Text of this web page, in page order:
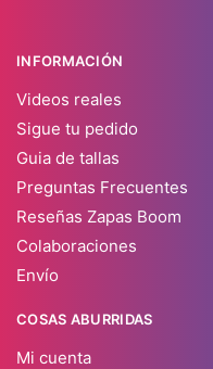
INFORMACIÓN
Videos reales
Sigue tu pedido
Guia de tallas
Preguntas Frecuentes
Reseñas Zapas Boom
Colaboraciones
Envío
COSAS ABURRIDAS
Mi cuenta